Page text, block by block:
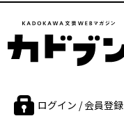
ログイン / 会員登録